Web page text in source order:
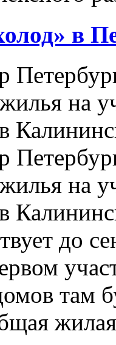
в
на
на
до
там